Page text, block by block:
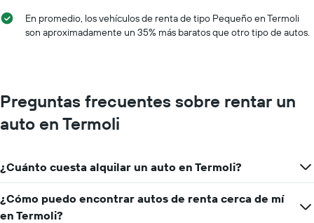
En promedio, los vehículos de renta de tipo Pequeño en Termoli
son aproximadamente un 35% más baratos que otro tipo de autos.
Preguntas frecuentes sobre rentar un
auto en Termoli
¿Cuánto cuesta alquilar un auto en Termoli?
¿Cómo puedo encontrar autos de renta cerca de mí
en Termoli?